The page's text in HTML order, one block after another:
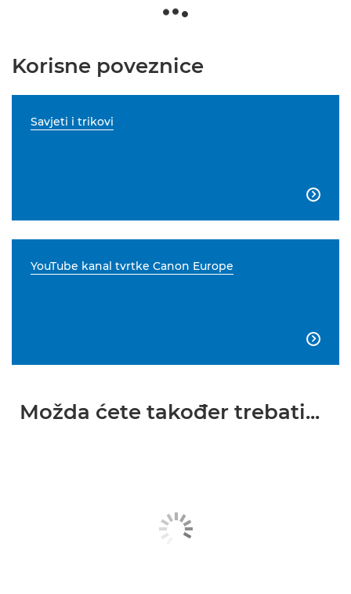
Korisne poveznice
Savjeti i trikovi

YouTube kanal tvrtke Canon Europe

Možda ćete također trebati...